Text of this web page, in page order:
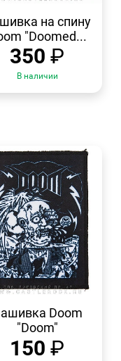
на спину
"Doomed...
350 ₽
В наличии
ПРОСМОТР
Doom
"Doom"
150 ₽